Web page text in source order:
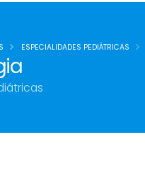
ESPECIALIDADES PEDIÁTRICAS